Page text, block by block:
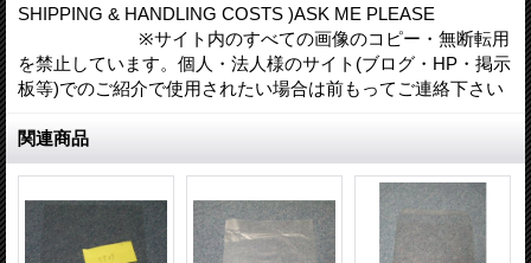
SHIPPING & HANDLING COSTS )ASK ME PLEASE
※サイト内のすべての画像のコピー・無断転用
を禁止しています。個人・法人様のサイト(ブログ・HP・掲示
板等)でのご紹介で使用されたい場合は前もってご連絡下さい
関連商品